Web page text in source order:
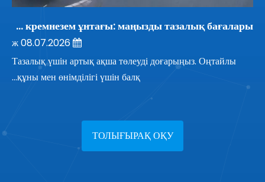
Балқытылған кремнезем ұнтағы: маңызды тазалық бағалары
Тазалық үшін артық ақша төлеуді доғарыңыз. Оңтайлы
құны мен өнімділігі үшін балқ...
ТОЛЫҒЫРАҚ ОҚУ